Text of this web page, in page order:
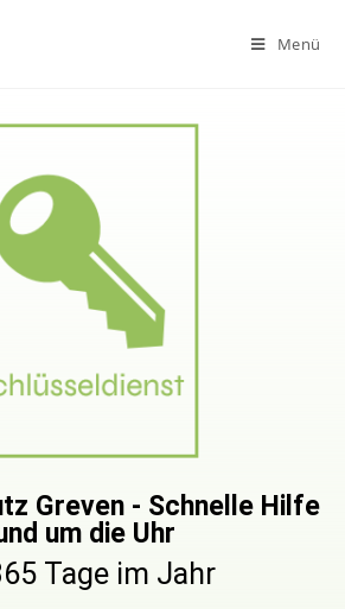
Menü
Greven - Schnelle Hilfe
um die Uhr
Tage im Jahr